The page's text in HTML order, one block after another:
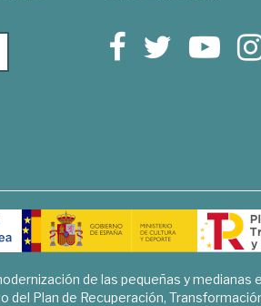
de las pequeñas y medianas
del Plan de Recuperación,